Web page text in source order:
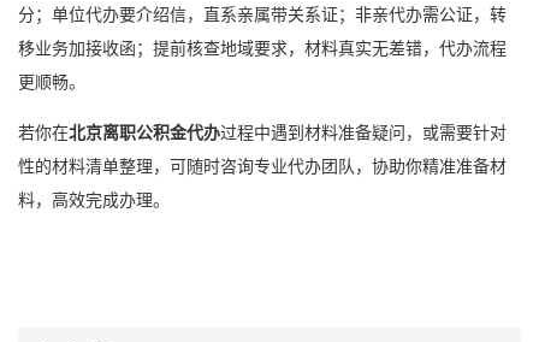
分；单位代办要介绍信，直系亲属带关系证；非亲代办需公证，转
移业务加接收函；提前核查地域要求，材料真实无差错，代办流程
更顺畅。
若你在北京离职公积金代办过程中遇到材料准备疑问，或需要针对
性的材料清单整理，可随时咨询专业代办团队，协助你精准准备材
料，高效完成办理。